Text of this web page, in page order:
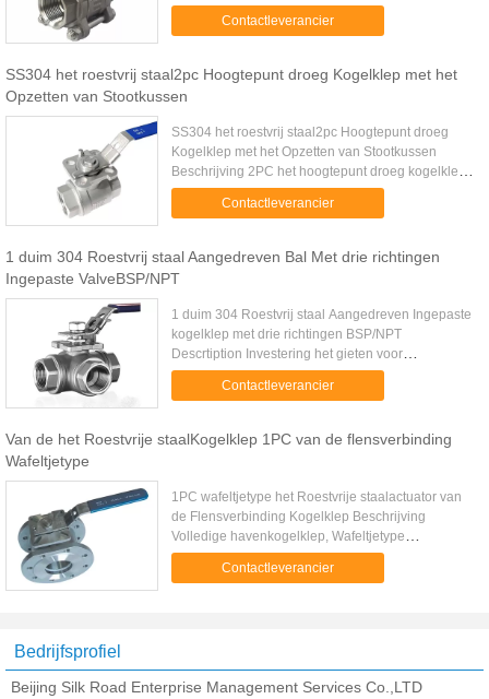
EN12627 (Staal), DIN2463/ISO1127 (Roestvrij
staal) Groottewaaier: ...
Contactleverancier
SS304 het roestvrij staal2pc Hoogtepunt droeg Kogelklep met het
Opzetten van Stootkussen
SS304 het roestvrij staal2pc Hoogtepunt droeg
Kogelklep met het Opzetten van Stootkussen
Beschrijving 2PC het hoogtepunt droeg kogelklep
met het opzetten van stootkussen kan zowel door
actuator als handhefboom ...
Contactleverancier
1 duim 304 Roestvrij staal Aangedreven Bal Met drie richtingen
Ingepaste ValveBSP/NPT
1 duim 304 Roestvrij staal Aangedreven Ingepaste
kogelklep met drie richtingen BSP/NPT
Descrtiption Investering het gieten voor
kogelkleplichaam en GLB; Verminderde haven;
Zowel van „L“ type als van „T“ Type ...
Contactleverancier
Van de het Roestvrije staalKogelklep 1PC van de flensverbinding
Wafeltjetype
1PC wafeltjetype het Roestvrije staalactuator van
de Flensverbinding Kogelklep Beschrijving
Volledige havenkogelklep, Wafeltjetype
Assemblage met flenzen DIN pn-16 Gemaakt van
Roestvrij staal AISI 316 Balzetels ...
Contactleverancier
Bedrijfsprofiel
Beijing Silk Road Enterprise Management Services Co.,LTD